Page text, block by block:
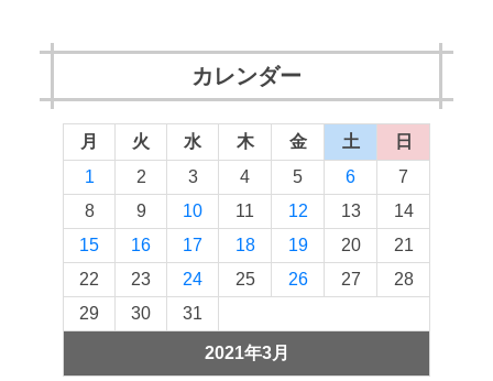
カレンダー
2021年3月
月 火 水 木 金 土
日
1
2 3 4 5 6
7
8
9 10 11 12 13
14
15
16 17 18 19 20
21
22
23 24 25 26 27
28
29
30 31